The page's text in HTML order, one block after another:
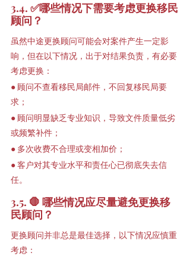
3.4. ✅哪些情况下需要考虑更换移民
顾问？
虽然中途更换顾问可能会对案件产生一定影
响，但在以下情况，出于对结果负责，有必要
考虑更换：
● 顾问不查看移民局邮件，不回复移民局要
求；
● 顾问明显缺乏专业知识，导致文件质量低劣
或频繁补件；
● 多次收费不合理或变相加价；
● 客户对其专业水平和责任心已彻底失去信
任。
3.5. 🛑 哪些情况应尽量避免更换移
民顾问？
更换顾问并非总是最佳选择，以下情况应慎重
考虑：